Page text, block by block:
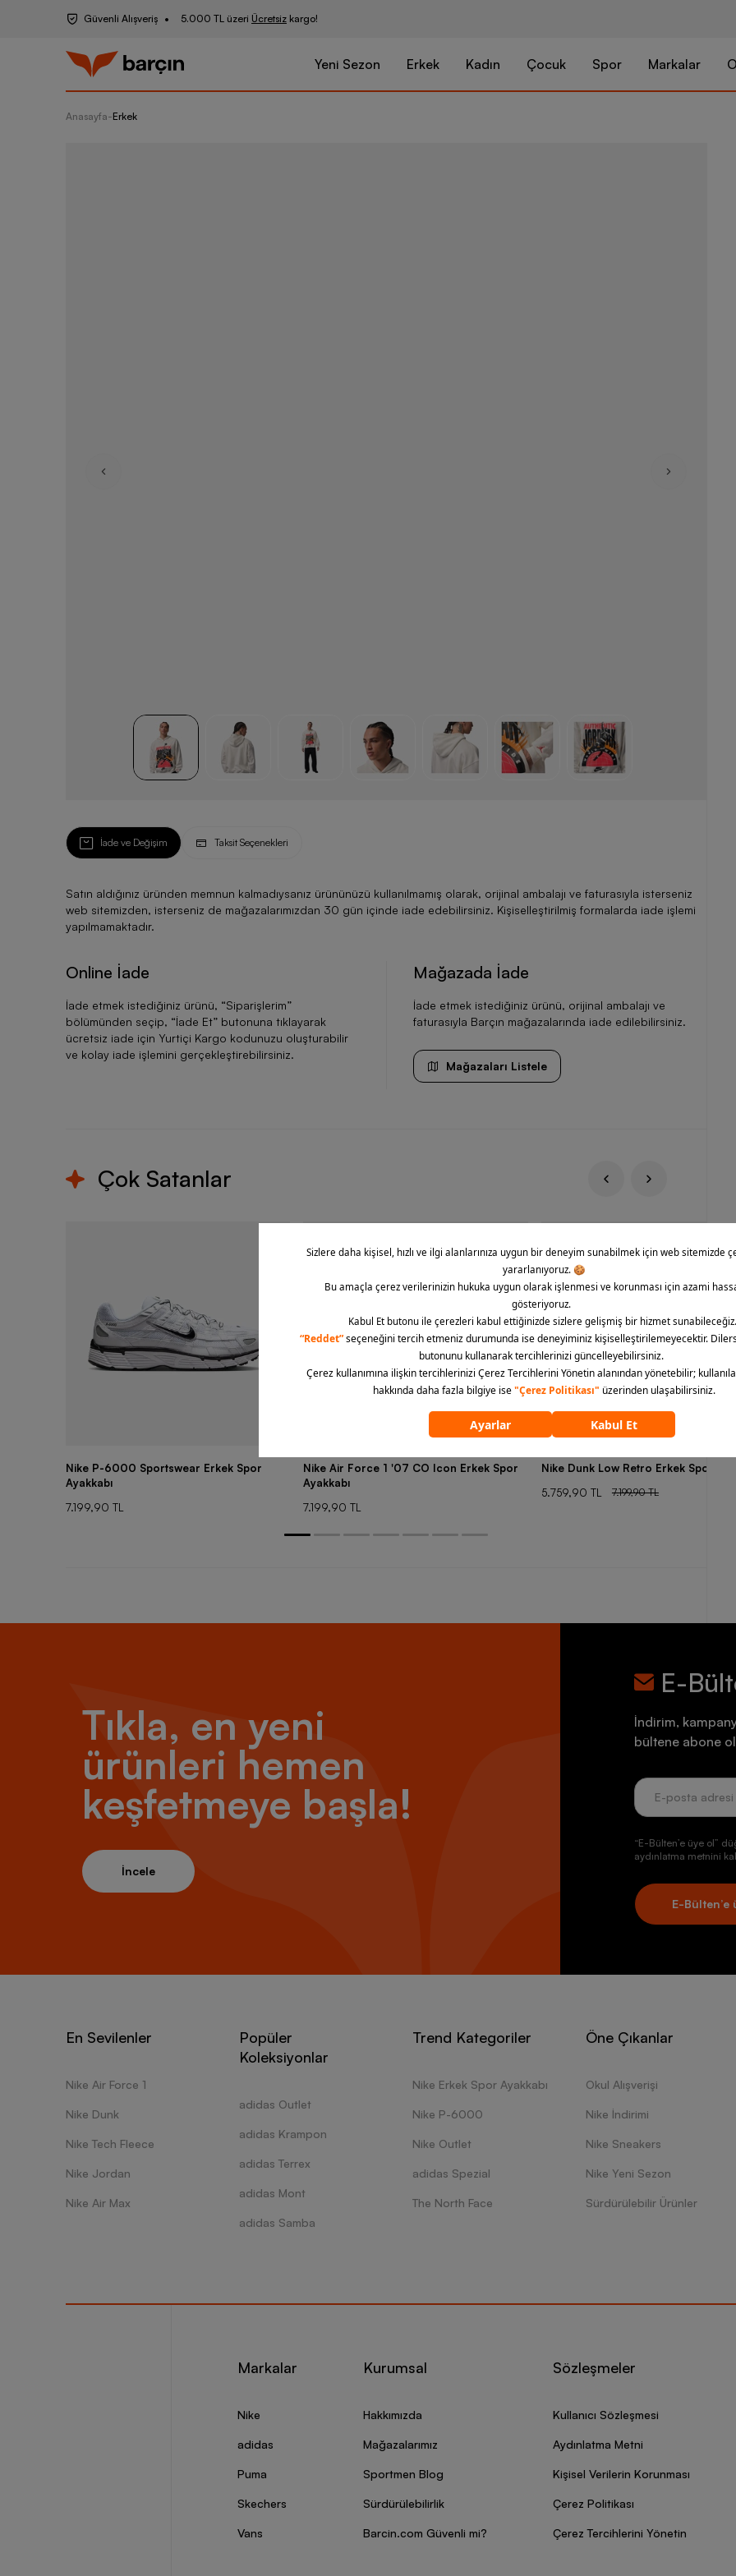
Güvenli Alışveriş 5.000 TL üzeri Ücretsiz kargo!
Yeni Sezon Erkek Kadın Çocuk Spor Markalar
Anasayfa-Erkek
Nike MJ
İade ve Değişim Taksit Seçenekleri
Satın aldığınız üründen memnun kalmadıysanız ürününüzü kullanılmamış olarak, orijinal ambalajı ve faturasıyla isterseniz
web sitemizden, isterseniz de mağazalarımızdan 30 gün içinde iade edebilirsiniz. Kişiselleştirilmiş formalarda iade işlemi
yapılmamaktadır.
Online İade
İade etmek istediğiniz ürünü, “Siparişlerim”
bölümünden seçip, “İade Et” butonuna tıklayarak
ücretsiz iade için Yurtiçi Kargo kodunuzu oluşturabilir
ve kolay iade işlemini gerçekleştirebilirsiniz.
Mağazada İade
İade etmek istediğiniz ürünü, orijinal ambalajı ve
faturasıyla Barçın mağazalarında iade edilebilirsiniz.
Mağazaları Listele
Çok Satanlar
Nike P-6000 Sportswear Erkek Spor
Ayakkabı
7.199,90 TL
Nike Air Force 1 '07 CO Icon Erkek Spor
Ayakkabı
7.199,90 TL
Nike Dunk Low Retro Erkek Spor
5.759,90 TL
7.199,90 TL
Tıkla, en yeni
ürünleri hemen
keşfetmeye başla!
İncele
E-
İndirim,
bültene abone
“E-Bülten’e üye ol”
aydınlatma metnini
E-Bülten’e
En Sevilenler
Nike Air Force 1
Nike Dunk
Nike Tech Fleece
Nike Jordan
Nike Air Max
Popüler
Koleksiyonlar
adidas Outlet
adidas Krampon
adidas Terrex
adidas Mont
adidas Samba
Trend Kategoriler
Nike Erkek Spor Ayakkabı
Nike P-6000
Nike Outlet
adidas Spezial
The North Face
Öne Çıkanlar
Okul Alışverişi
Nike İndirimi
Nike Sneakers
Nike Yeni Sezon
Sürdürülebilir Ürünler
Markalar
Nike
adidas
Puma
Skechers
Vans
Kurumsal
Hakkımızda
Mağazalarımız
Sportmen Blog
Sürdürülebilirlik
Barcin.com Güvenli mi?
Sözleşmeler
Kullanıcı Sözleşmesi
Aydınlatma Metni
Kişisel Verilerin Korunması
Çerez Politikası
Çerez Tercihlerini Yönetin